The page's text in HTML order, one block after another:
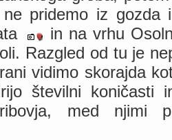
pridemo iz gozda
in na vrhu
Razgled od tu je
vidimo skorajda
številni koničasti
med njimi